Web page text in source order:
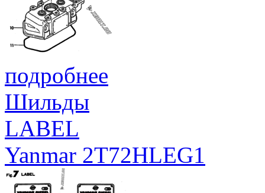
подробнее
Шильды
LABEL
Yanmar 2T72HLEG1